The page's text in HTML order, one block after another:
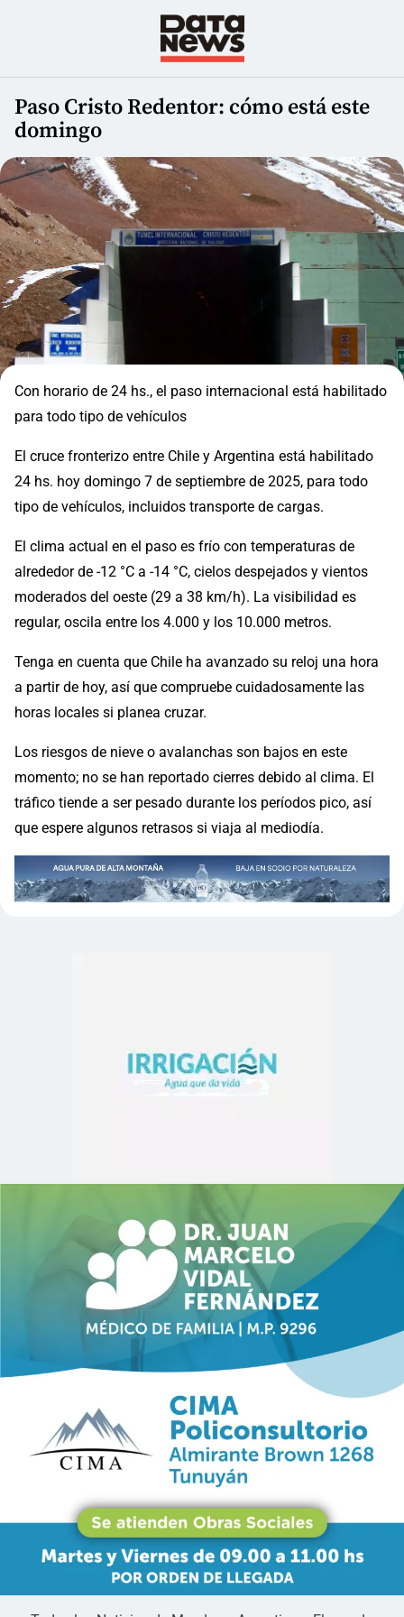
Paso Cristo Redentor: cómo está este
domingo
Con horario de 24 hs., el paso internacional está habilitado
para todo tipo de vehículos
El cruce fronterizo entre Chile y Argentina está habilitado
24 hs. hoy domingo 7 de septiembre de 2025, para todo
tipo de vehículos, incluidos transporte de cargas.
El clima actual en el paso es frío con temperaturas de
alrededor de -12 °C a -14 °C, cielos despejados y vientos
moderados del oeste (29 a 38 km/h). La visibilidad es
regular, oscila entre los 4.000 y los 10.000 metros.
Tenga en cuenta que Chile ha avanzado su reloj una hora
a partir de hoy, así que compruebe cuidadosamente las
horas locales si planea cruzar.
Los riesgos de nieve o avalanchas son bajos en este
momento; no se han reportado cierres debido al clima. El
tráfico tiende a ser pesado durante los períodos pico, así
que espere algunos retrasos si viaja al mediodía.